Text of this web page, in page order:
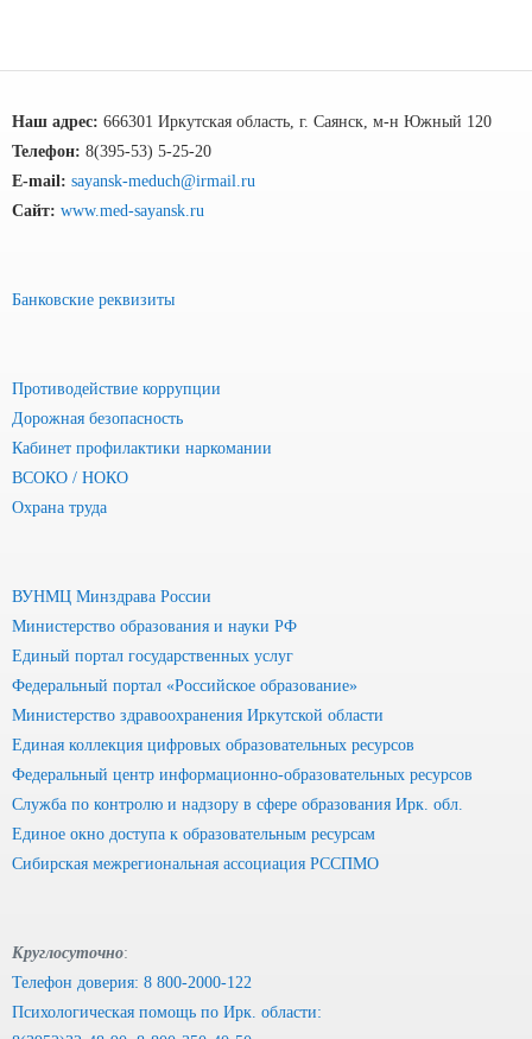
Наш адрес: 666301 Иркутская область, г. Саянск, м-н Южный 120
Телефон: 8(395-53) 5-25-20
E-mail: sayansk-meduch@irmail.ru
Сайт: www.med-sayansk.ru
Банковские реквизиты
Противодействие коррупции
Дорожная безопасность
Кабинет профилактики наркомании
ВСОКО / НОКО
Охрана труда
ВУНМЦ Минздрава России
Министерство образования и науки РФ
Единый портал государственных услуг
Федеральный портал «Российское образование»
Министерство здравоохранения Иркутской области
Единая коллекция цифровых образовательных ресурсов
Федеральный центр информационно-образовательных ресурсов
Служба по контролю и надзору в сфере образования Ирк. обл.
Единое окно доступа к образовательным ресурсам
Сибирская межрегиональная ассоциация РССПМО
Круглосуточно:
Телефон доверия: 8 800-2000-122
Психологическая помощь по Ирк. области: